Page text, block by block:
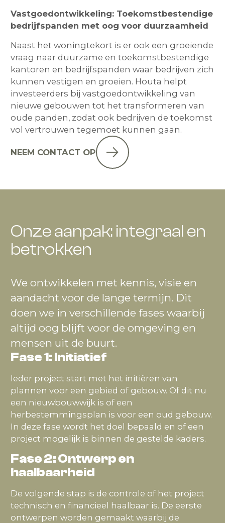
Vastgoedontwikkeling: Toekomstbestendige
bedrijfspanden met oog voor duurzaamheid
Naast het woningtekort is er ook een groeiende
vraag naar duurzame en toekomstbestendige
kantoren en bedrijfspanden waar bedrijven zich
kunnen vestigen en groeien. Houta helpt
investeerders bij vastgoedontwikkeling van
nieuwe gebouwen tot het transformeren van
oude panden, zodat ook bedrijven de toekomst
vol vertrouwen tegemoet kunnen gaan.
NEEM CONTACT OP
Onze aanpak: integraal en
betrokken
We ontwikkelen met kennis, visie en
aandacht voor de lange termijn. Dit
doen we in verschillende fases waarbij
altijd oog blijft voor de omgeving en
mensen uit de buurt.
Fase 1: Initiatief
Ieder project start met het initiëren van
plannen voor een gebied of gebouw. Of dit nu
een nieuwbouwwijk is of een
herbestemmingsplan is voor een oud gebouw.
In deze fase wordt het doel bepaald en of een
project mogelijk is binnen de gestelde kaders.
Fase 2: Ontwerp en
haalbaarheid
De volgende stap is de controle of het project
technisch en financieel haalbaar is. De eerste
ontwerpen worden gemaakt waarbij de